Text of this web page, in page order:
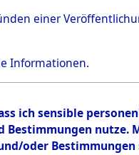
einer
Informationen.
ich sensible
nutze.
oder